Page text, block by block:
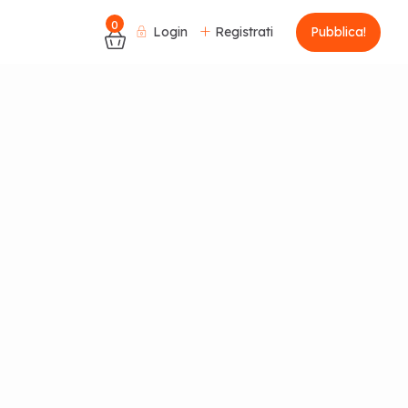
0 Login Registrati Pubblica!